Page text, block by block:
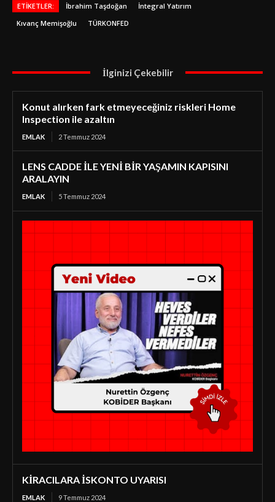
ETIKETLER: İbrahim Taşdoğan
İntegral Yatırım
Kıvanç Memişoğlu
TÜRKONFED
İlginizi Çekebilir
Konut alırken fark etmeyeceğiniz riskleri Home
Inspection ile azaltın
EMLAK 2 Temmuz 2024
LENS CADDE İLE YENİ BİR YAŞAMIN KAPISINI
ARALAYIN
EMLAK 5 Temmuz 2024
KİRACILARA İSKONTO UYARISI
EMLAK 9 Temmuz 2024